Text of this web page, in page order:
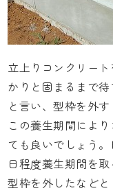
立上りコンクリー
かりと固まるまで
と言い、型枠を外
この養生期間によ
ても良いでしょう
日程度養生期間を
型枠を外したなど